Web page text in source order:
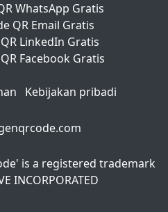
WhatsApp Gratis
QR Email Gratis
LinkedIn Gratis
Facebook Gratis
Kebijakan pribadi
is a registered trademark
INCORPORATED